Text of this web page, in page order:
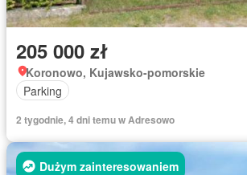
205 000 zł
Koronowo, Kujawsko-pomorskie
Parking
2 tygodnie, 4 dni temu w Adresowo
Dużym zainteresowaniem